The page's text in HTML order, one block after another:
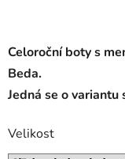
Celoroční boty s
Beda.
Jedná se o variantu
Velikost